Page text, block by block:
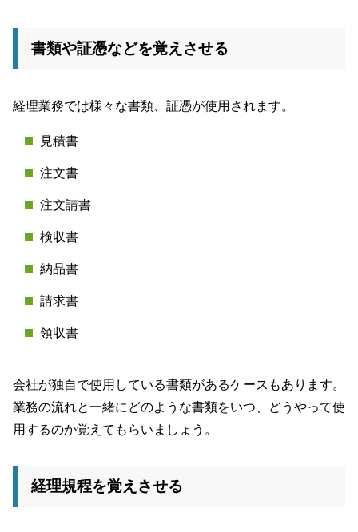
書類や証憑などを覚えさせる
経理業務では様々な書類、証憑が使用されます。
見積書
注文書
注文請書
検収書
納品書
請求書
領収書
会社が独自で使用している書類があるケースもあります。
業務の流れと一緒にどのような書類をいつ、どうやって使
用するのか覚えてもらいましょう。
経理規程を覚えさせる